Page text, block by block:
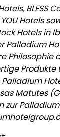
BLESS
Hotels
Hotels in
Palladium
Philosophie
Produkte
Palladium
Matutes
zur